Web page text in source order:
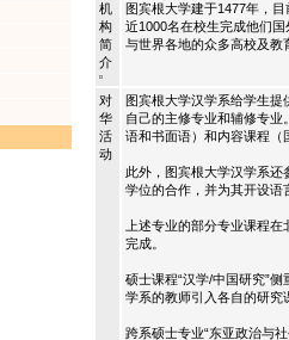
机
构
简
介
图宾根大学建于1477年，
近1000名在校生完成他们
与世界各地的众多高校及教
对
华
活
动
图宾根大学汉学系给学生
自己的主修专业和辅修专
语和书面语）和内容课程（
此外，图宾根大学汉学系
学位的合作，并为其开设语
上述专业的部分专业课程
完成。
硕士课程“汉学/中国研究”
学系的教师引入各自的研究
跨系硕士专业“东亚政治与